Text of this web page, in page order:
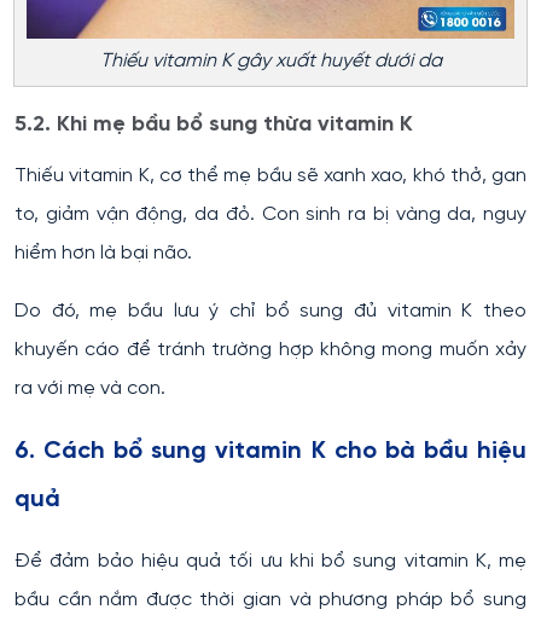
Thiếu vitamin K gây xuất huyết dưới da
5.2. Khi mẹ bầu bổ sung thừa vitamin K
Thiếu vitamin K, cơ thể mẹ bầu sẽ xanh xao, khó thở, gan
to, giảm vận động, da đỏ. Con sinh ra bị vàng da, nguy
hiểm hơn là bại não.
Do đó, mẹ bầu lưu ý chỉ bổ sung đủ vitamin K theo
khuyến cáo để tránh trường hợp không mong muốn xảy
ra với mẹ và con.
6. Cách bổ sung vitamin K cho bà bầu hiệu
quả
Để đảm bảo hiệu quả tối ưu khi bổ sung vitamin K, mẹ
bầu cần nắm được thời gian và phương pháp bổ sung